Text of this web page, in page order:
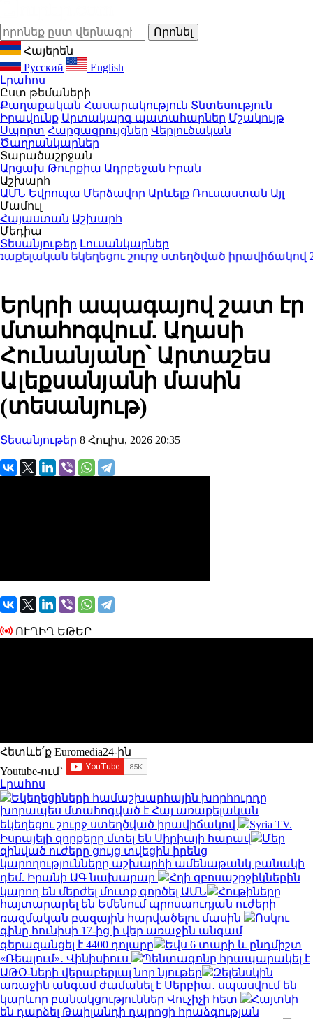
Հայերեն
Русский
English
Լրահոս
Ըստ թեմաների
Քաղաքական Հասարակություն Տնտեսություն
Իրավունք Արտակարգ պատահարներ Մշակույթ
Սպորտ Հարցազրույցներ Վերլուծական
Ծաղրանկարներ
Տարածաշրջան
Արցախ Թուրքիա Ադրբեջան Իրան
Աշխարհ
ԱՄՆ Եվրոպա Մերձավոր Արևելք Ռուսաստան Այլ
Մամուլ
Հայաստան Աշխարհ
Մեդիա
Տեսանյութեր Լուսանկարներ
եկեղեցու շուրջ ստեղծված իրավիճակով23:50
Երկրի ապագայով շատ էր
մտահոգվում. Աղասի
Հունանյանը՝ Արտաշես
Ալեքսանյանի մասին
(տեսանյութ)
Տեսանյութեր 8 Հուլիս, 2026 20:35
ՈՒՂԻՂ ԵԹԵՐ
Հետևե՛ք Euromedia24-ին
Youtube-ում`
Լրահոս
Եկեղեցիների համաշխարհային խորհուրդը
խորապես մտահոգված է Հայ առաքելական
եկեղեցու շուրջ ստեղծված իրավիճակով
Syria TV.
Իսրայելի զորքերը մտել են Սիրիայի հարավ
Մեր
զինված ուժերը ցույց տվեցին իրենց
կարողությունները աշխարհի ամենաթանկ բանակի
դեմ. Իրանի ԱԳ նախարար
Հղի զբոսաշրջիկներին
կարող են մերժել մուտք գործել ԱՄՆ
Հութիները
հայտարարել են Եմենում պրոսաուդյան ուժերի
ռազմական բազային հարվածելու մասին
Ոսկու
գինը հունիսի 17-ից ի վեր առաջին անգամ
գերազանցել է 4400 դոլարը
Եվս 6 տարի և ընդմիշտ
«Ռեալում»․ Վինիսիուս
Պենտագոնը հրապարակել է
ԱԹՕ-ների վերաբերյալ նոր նյութեր
Զելենսկին
առաջին անգամ ժամանել է Սերբիա․ սպասվում են
կարևոր բանակցություններ Վուչիչի հետ
Հայտնի
են դարձել Թաիլանդի դպրոցի հրաձգության